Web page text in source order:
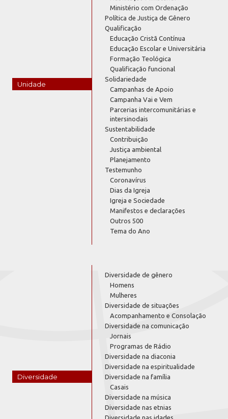
Unidade
Ministério com Ordenação
Política de Justiça de Gênero
Qualificação
Educação Cristã Contínua
Educação Escolar e Universitária
Formação Teológica
Qualificação funcional
Solidariedade
Campanhas de Apoio
Campanha Vai e Vem
Parcerias intercomunitárias e
intersinodais
Sustentabilidade
Contribuição
Justiça ambiental
Planejamento
Testemunho
Coronavírus
Dias da Igreja
Igreja e Sociedade
Manifestos e declarações
Outros 500
Tema do Ano
Diversidade
Diversidade de gênero
Homens
Mulheres
Diversidade de situações
Acompanhamento e Consolação
Diversidade na comunicação
Jornais
Programas de Rádio
Diversidade na diaconia
Diversidade na espiritualidade
Diversidade na família
Casais
Diversidade na música
Diversidade nas etnias
Diversidade nas idades